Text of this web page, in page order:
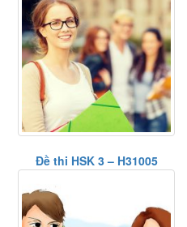
Đề thi HSK 3 – H31005